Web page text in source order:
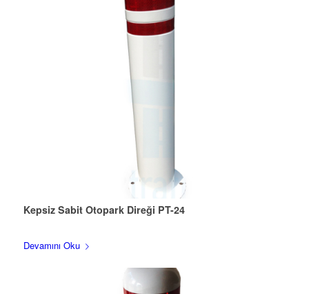
Kepsiz Sabit Otopark Direği PT-24
Devamını Oku